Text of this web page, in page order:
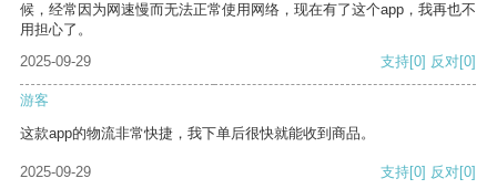
候，经常因为网速慢而无法正常使用网络，现在有了这个app，我再也不
用担心了。
2025-09-29
支持[0] 反对[0]
游客
这款app的物流非常快捷，我下单后很快就能收到商品。
2025-09-29 支持[0] 反对[0]